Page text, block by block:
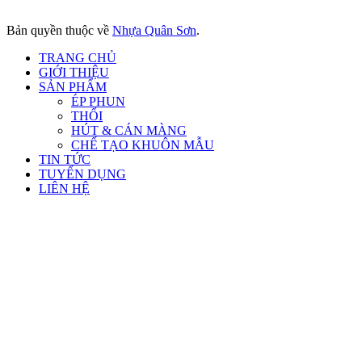
Bản quyền thuộc về Nhựa Quân Sơn.
TRANG CHỦ
GIỚI THIỆU
SẢN PHẨM
ÉP PHUN
THỔI
HÚT & CÁN MÀNG
CHẾ TẠO KHUÔN MẪU
TIN TỨC
TUYỂN DỤNG
LIÊN HỆ